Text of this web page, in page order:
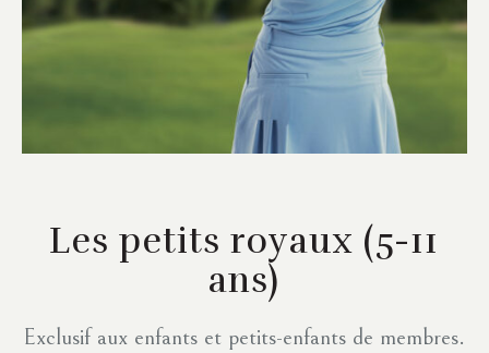
Les petits royaux (5-11
ans)
Exclusif aux enfants et petits-enfants de membres.